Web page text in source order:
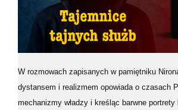
W rozmowach zapisanych w pamiętniku
dystansem i realizmem opowiada o czasach
mechanizmy władzy i kreśląc barwne